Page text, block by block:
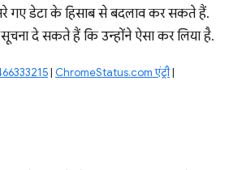
गए डेटा के हिसाब से बदलाव कर सकते हैं.
सूचना दे सकते हैं कि उन्होंने ऐसा कर लिया है.
| ChromeStatus.com एंट्री|